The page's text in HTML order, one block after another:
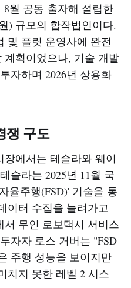
월 공동 출자해 설립한
) 규모의 합작법인이다.
및 플릿 운영사에 완전
획이었으나, 기술 개발
자하며 2026년 상용화
쟁 구도
에서는 테슬라와 웨이
슬라는 2025년 11월 국
율주행(FSD)' 기술을 통
이터 수집을 늘려가고
무인 로보택시 서비스
자자 로스 거버는 "FSD
주행 성능을 보이지만
치지 못한 레벨 2 시스